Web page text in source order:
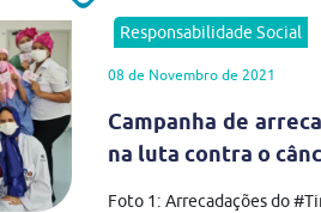
Responsabilidade Social
08 de Novembro de 2021
Campanha de
na luta contra o
Foto 1: Arrecadações do